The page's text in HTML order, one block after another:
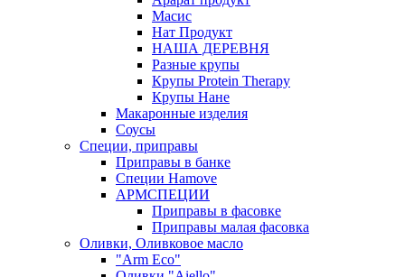
Масис
Нат Продукт
НАША ДЕРЕВНЯ
Разные крупы
Крупы Protein Therapy
Крупы Нане
Макаронные изделия
Соусы
Специи, приправы
Приправы в банке
Специи Hamove
АРМСПЕЦИИ
Приправы в фасовке
Приправы малая фасовка
Оливки, Оливковое масло
"Arm Eco"